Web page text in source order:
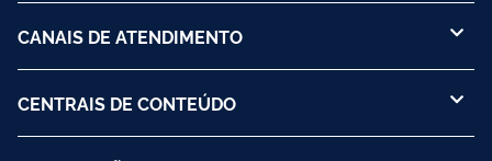
CANAIS DE ATENDIMENTO
CENTRAIS DE CONTEÚDO